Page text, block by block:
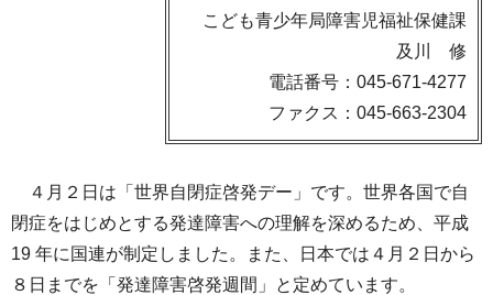
こども青少年局障害児福祉保健課
及川 修
電話番号：045-671-4277
ファクス：045-663-2304
４月２日は「世界自閉症啓発デー」です。世界各国で自
閉症をはじめとする発達障害への理解を深めるため、平成
19 年に国連が制定しました。また、日本では４月２日から
８日までを「発達障害啓発週間」と定めています。